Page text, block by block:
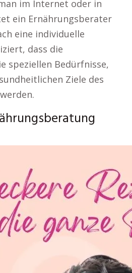
im Internet oder in
ein Ernährungsberater
eine individuelle
dass die
speziellen Bedürfnisse,
Ziele des